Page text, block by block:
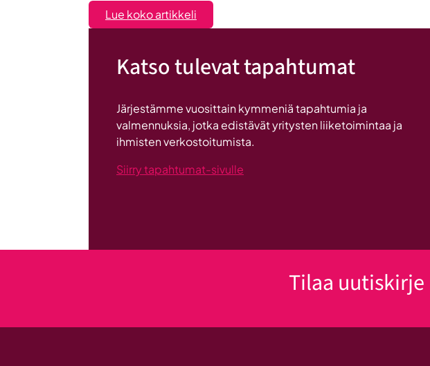
Lue koko artikkeli
Liiketoiminta
-
valmennuksessa
ryhmän
tuesta
Katso tulevat tapahtumat
Järjestämme vuosittain kymmeniä tapahtumia ja
valmennuksia, jotka edistävät yritysten liiketoimintaa ja
ihmisten verkostoitumista.
Siirry tapahtumat-sivulle
Tilaa uutiskirje